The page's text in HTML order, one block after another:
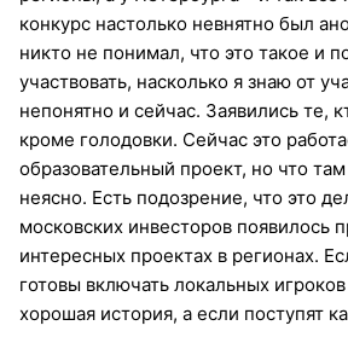
конкурс настолько невнятно был
никто не понимал, что это такое и
участвовать, насколько я знаю от
непонятно и сейчас. Заявились те,
кроме голодовки. Сейчас это
образовательный проект, но что
неясно. Есть подозрение, что это
московских инвесторов появилось
интересных проектах в регионах.
готовы включать локальных
хорошая история, а если поступят